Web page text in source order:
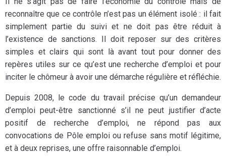
reconnaître que ce contrôle n’est pas un élément isolé : il fait
simplement partie du suivi et ne doit pas être réduit à
l’existence de sanctions. Il doit reposer sur des critères
simples et clairs qui sont là avant tout pour donner des
repères utiles sur ce qu’est une recherche d’emploi et pour
inciter le chômeur à avoir une démarche régulière et réfléchie.
Depuis 2008, le code du travail précise qu’un demandeur
d’emploi peut-être sanctionné s’il ne peut justifier d’acte
positif de recherche d’emploi, ne répond pas aux
convocations de Pôle emploi ou refuse sans motif légitime,
et à deux reprises, une offre raisonnable d’emploi.